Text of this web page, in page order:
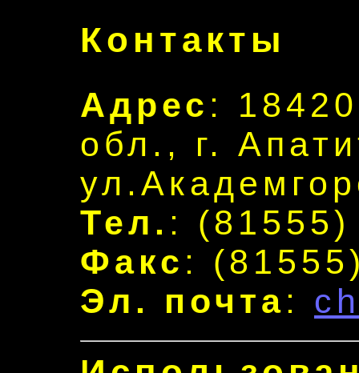
Контакты
Адрес :
обл., г.
Тел. :
Факс :
Эл. почта: